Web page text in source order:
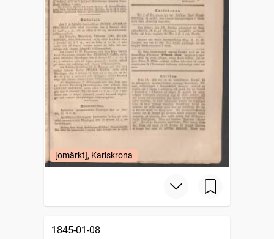
[omärkt], Karlskrona
1845-01-08